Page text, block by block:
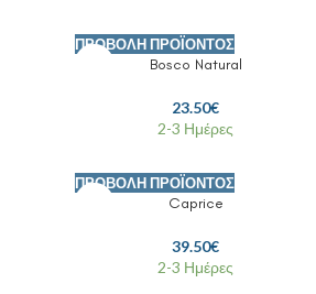
ΠΡΟΒΟΛΉ ΠΡΟΪΌΝΤΟΣ
Bosco Natural
23.50€
2-3 Ημέρες
ΠΡΟΒΟΛΉ ΠΡΟΪΌΝΤΟΣ
Caprice
39.50€
2-3 Ημέρες